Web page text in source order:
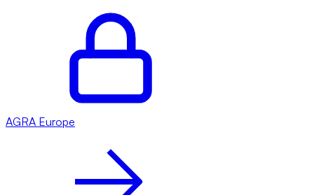
AGRA Europe